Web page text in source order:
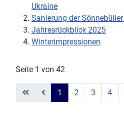
Ukraine
Sanierung der
Jahresrückblick 2025
Winterimpressionen
Seite 1 von 42
1 2 3 4